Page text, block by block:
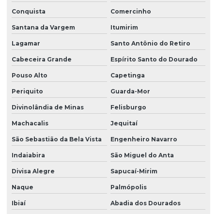
Conquista Comercinho
Santana da Vargem Itumirim
Lagamar Santo Antônio do Retiro
Cabeceira Grande Espírito Santo do Dourado
Pouso Alto Capetinga
Periquito Guarda-Mor
Divinolândia de Minas Felisburgo
Machacalis Jequitaí
São Sebastião da Bela Vista Engenheiro Navarro
Indaiabira São Miguel do Anta
Divisa Alegre Sapucaí-Mirim
Naque Palmópolis
Ibiaí Abadia dos Dourados